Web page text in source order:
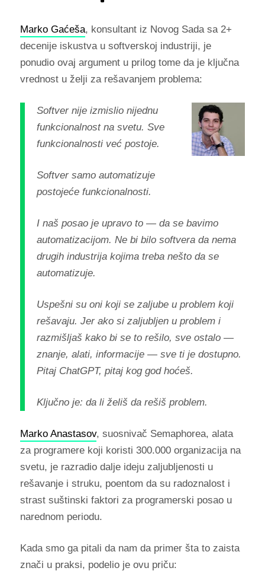
Marko Gaćeša, konsultant iz Novog Sada sa 2+
decenije iskustva u softverskoj industriji, je
ponudio ovaj argument u prilog tome da je ključna
vrednost u želji za rešavanjem problema:
Softver nije izmislio nijednu
funkcionalnost na svetu. Sve
funkcionalnosti već postoje.
Softver samo automatizuje
postojeće funkcionalnosti.
I naš posao je upravo to — da se bavimo
automatizacijom. Ne bi bilo softvera da nema
drugih industrija kojima treba nešto da se
automatizuje.
Uspešni su oni koji se zaljube u problem koji
rešavaju. Jer ako si zaljubljen u problem i
razmišljaš kako bi se to rešilo, sve ostalo —
znanje, alati, informacije — sve ti je dostupno.
Pitaj ChatGPT, pitaj kog god hoćeš.
Ključno je: da li želiš da rešiš problem.
Marko Anastasov, suosnivač Semaphorea, alata
za programere koji koristi 300.000 organizacija na
svetu, je razradio dalje ideju zaljubljenosti u
rešavanje i struku, poentom da su radoznalost i
strast suštinski faktori za programerski posao u
narednom periodu.
Kada smo ga pitali da nam da primer šta to zaista
znači u praksi, podelio je ovu priču: